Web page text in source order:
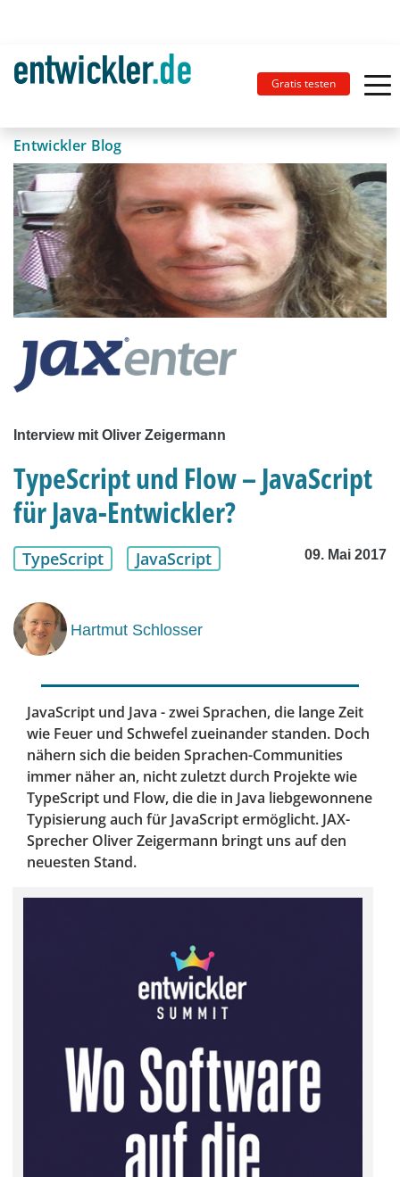
Gratis testen
Entwickler Blog
Interview mit Oliver Zeigermann
TypeScript und Flow – JavaScript
für Java-Entwickler?
TypeScript JavaScript 09. Mai 2017
Hartmut Schlosser
JavaScript und Java - zwei Sprachen, die lange Zeit
wie Feuer und Schwefel zueinander standen. Doch
nähern sich die beiden Sprachen-Communities
immer näher an, nicht zuletzt durch Projekte wie
TypeScript und Flow, die die in Java liebgewonnene
Typisierung auch für JavaScript ermöglicht. JAX-
Sprecher Oliver Zeigermann bringt uns auf den
neuesten Stand.